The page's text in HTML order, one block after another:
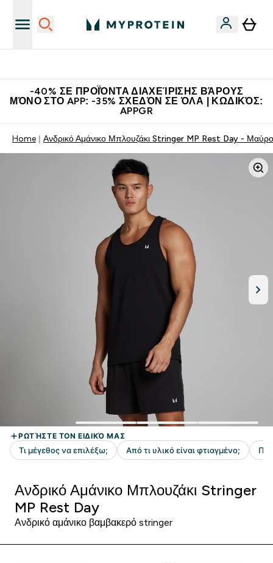
-40% ΣΕ ΠΡΟΪΌΝΤΑ ΔΙΑΧΕΊΡΙΣΗΣ ΒΆΡΟΥΣ
ΜΌΝΟ ΣΤΟ APP: -35% ΣΧΕΔΌΝ ΣΕ ΌΛΑ | ΚΩΔΙΚΌΣ:
APPGR
Home Ανδρικό Αμάνικο Μπλουζάκι Stringer MP Rest Day - Μαύρο
Ανδρικό Αμάνικο Μπλουζάκι Stringer
MP Rest Day
Ανδρικό αμάνικο βαμβακερό stringer